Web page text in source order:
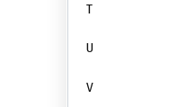
T
U
V